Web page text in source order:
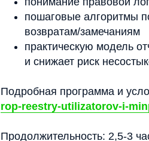
пошаговые алгоритмы
возвратам/замечаниям
практическую модель
и снижает риск
Подробная программа и
rop-reestry-utilizatorov-i-
Продолжительность: 2,5-3